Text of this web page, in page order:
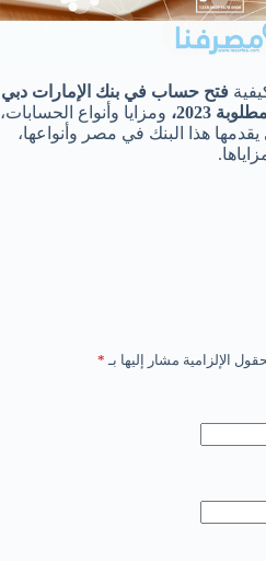
فتح حساب في بنك الإمارات دبي
2023،
ومزايا وأنواع الحسابات،
هذا البنك في مصر وأنواعها،
الإلزامية مشار إليها بـ *